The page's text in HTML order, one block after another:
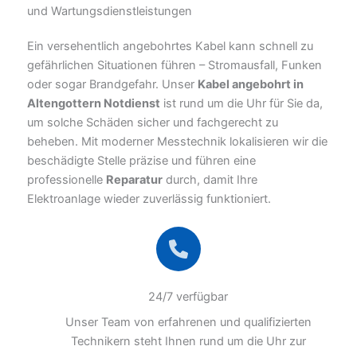
und Wartungsdienstleistungen
Ein versehentlich angebohrtes Kabel kann schnell zu
gefährlichen Situationen führen – Stromausfall, Funken
oder sogar Brandgefahr. Unser Kabel angebohrt in
Altengottern Notdienst ist rund um die Uhr für Sie da,
um solche Schäden sicher und fachgerecht zu
beheben. Mit moderner Messtechnik lokalisieren wir die
beschädigte Stelle präzise und führen eine
professionelle Reparatur durch, damit Ihre
Elektroanlage wieder zuverlässig funktioniert.
24/7 verfügbar
Unser Team von erfahrenen und qualifizierten
Technikern steht Ihnen rund um die Uhr zur